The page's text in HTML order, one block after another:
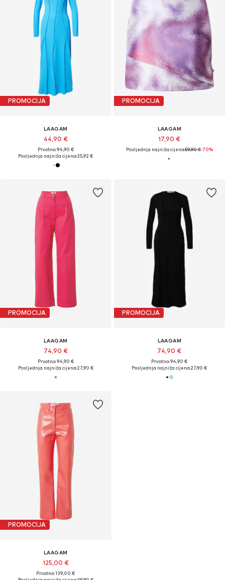
PROMOCIJA
LAAGAM
44,90 €
Prvotno: 94,90 €
Posljednja najniža cijena:35,92 €
PROMOCIJA
LAAGAM
17,90 €
Posljednja najniža cijena:59,90 €-70%
PROMOCIJA
LAAGAM
74,90 €
Prvotno: 94,90 €
Posljednja najniža cijena:27,90 €
PROMOCIJA
LAAGAM
74,90 €
Prvotno: 94,90 €
Posljednja najniža cijena:27,90 €
PROMOCIJA
LAAGAM
125,00 €
Prvotno: 139,00 €